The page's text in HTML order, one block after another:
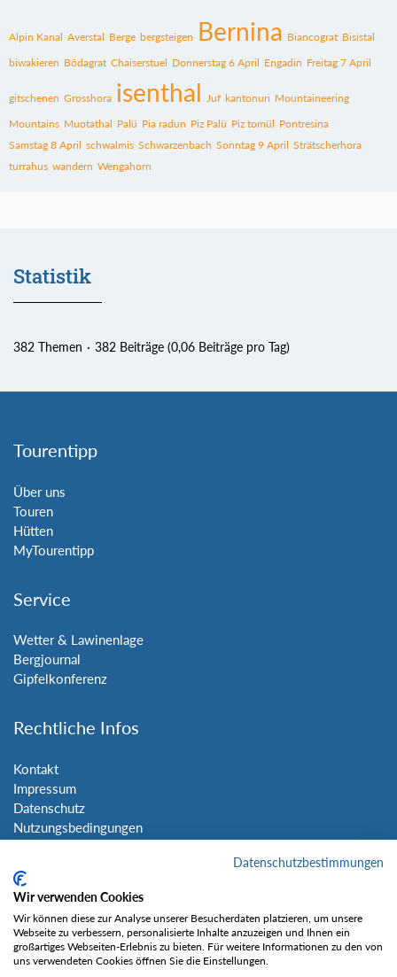
Alpin Kanal Averstal Berge bergsteigen Bernina Biancograt Bisistal
biwakieren Bödagrat Chaiserstuel Donnerstag 6 April Engadin Freitag 7 April
gitschenen Grosshora isenthal Juf kantonuri Mountaineering
Mountains Muotathal Palü Pia radun Piz Palü Piz tomül Pontresina
Samstag 8 April schwalmis Schwarzenbach Sonntag 9 April Strätscherhora
turrahus wandern Wengahorn
Statistik
382 Themen 382 Beiträge (0,06 Beiträge pro Tag)
Tourentipp
Über uns
Touren
Hütten
MyTourentipp
Service
Wetter & Lawinenlage
Bergjournal
Gipfelkonferenz
Rechtliche Infos
Kontakt
Impressum
Datenschutz
Nutzungsbedingungen
Social Media
Datenschutzbestimmungen
Wir verwenden Cookies
Wir können diese zur Analyse unserer Besucherdaten platzieren, um unsere
Webseite zu verbessern, personalisierte Inhalte anzuzeigen und Ihnen ein
großartiges Webseiten-Erlebnis zu bieten. Für weitere Informationen zu den von
uns verwendeten Cookies öffnen Sie die Einstellungen.